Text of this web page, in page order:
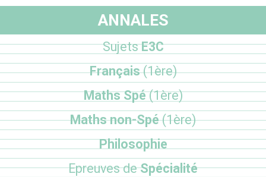
ANNALES
SujetsE3C
Français(1ère)
Maths Spé(1ère)
Maths non-Spé(1ère)
Philosophie
Epreuves deSpécialité